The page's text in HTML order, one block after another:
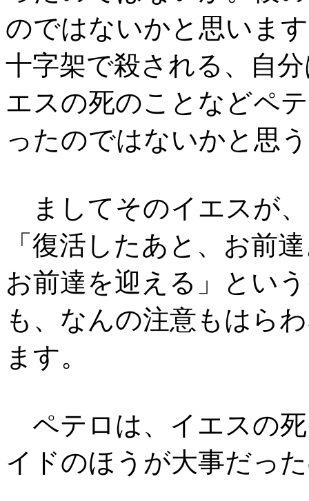
のではないかと思いま
十字架で殺される、自
エスの死のことなどペ
ったのではないかと思
ましてそのイエスが
「復活したあと、お前
お前達を迎える」とい
も、なんの注意もはら
ます。
ペテロは、イエスの
イドのほうが大事だっ